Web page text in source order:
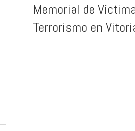
Memorial de
Terrorismo en